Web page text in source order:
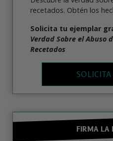
recetados. Obtén los
Solicita tu ejemplar
Verdad Sobre el Abuso
Recetados
FIRMA LA